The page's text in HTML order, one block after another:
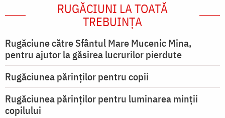
RUGĂCIUNI LA TOATĂ
TREBUINȚA
Rugăciune către Sfântul Mare Mucenic Mina,
pentru ajutor la găsirea lucrurilor pierdute
Rugăciunea părinților pentru copii
Rugăciunea părinților pentru luminarea minţii
copilului